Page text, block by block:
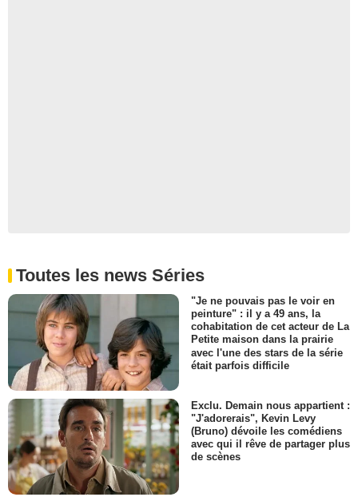
Toutes les news Séries
"Je ne pouvais pas le voir en
peinture" : il y a 49 ans, la
cohabitation de cet acteur de La
Petite maison dans la prairie
avec l'une des stars de la série
était parfois difficile
Exclu. Demain nous appartient :
"J'adorerais", Kevin Levy
(Bruno) dévoile les comédiens
avec qui il rêve de partager plus
de scènes